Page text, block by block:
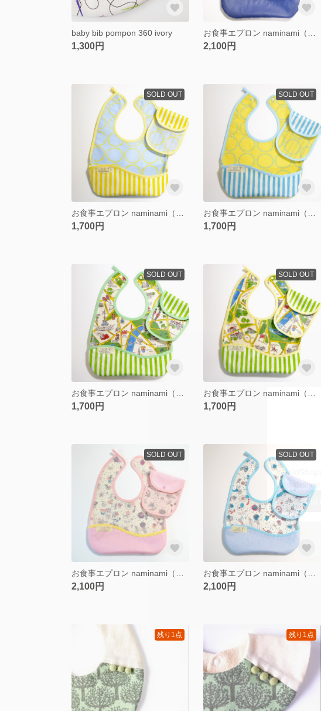
baby bib pompon 360 ivory
1,300円 2,100円
SOLD OUT
1,700円
SOLD OUT
1,700円
SOLD OUT
1,700円
SOLD OUT
1,700円
SOLD OUT
2,100円
SOLD OUT
2,100円
残り1点 残り1点